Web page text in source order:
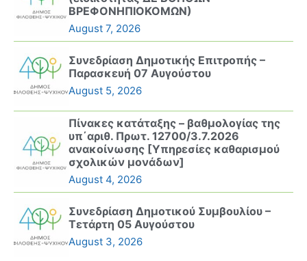
ΒΡΕΦΟΝΗΠΙΟΚΟΜΩΝ)
August 7, 2026
Συνεδρίαση Δημοτικής Επιτροπής –
Παρασκευή 07 Αυγούστου
August 5, 2026
Πίνακες κατάταξης – βαθμολογίας της
υπ΄αριθ. Πρωτ. 12700/3.7.2026
ανακοίνωσης [Υπηρεσίες καθαρισμού
σχολικών μονάδων]
August 4, 2026
Συνεδρίαση Δημοτικού Συμβουλίου –
Τετάρτη 05 Αυγούστου
August 3, 2026